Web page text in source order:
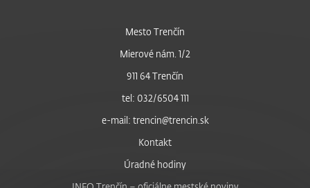
Mesto Trenčín
Mierové nám. 1/2
911 64 Trenčín
tel: 032/6504 111
e-mail: trencin@trencin.sk
Kontakt
Úradné hodiny